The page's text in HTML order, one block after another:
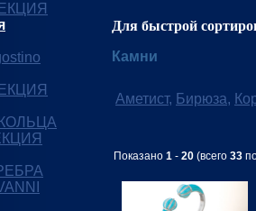
Для быстрой
Камни
Аметист, Бирюза,
Показано 1 - 20 (всего 33